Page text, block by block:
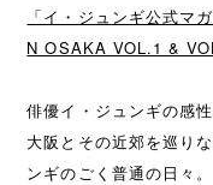
「イ・ジュンギ公式マ
N OSAKA VOL.1 &
俳優イ・ジュンギの感
大阪とその近郊を巡り
ンギのごく普通の日々。